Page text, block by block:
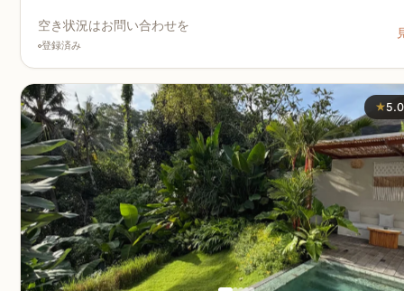
空き状況はお問い合わせを
登録済み
★